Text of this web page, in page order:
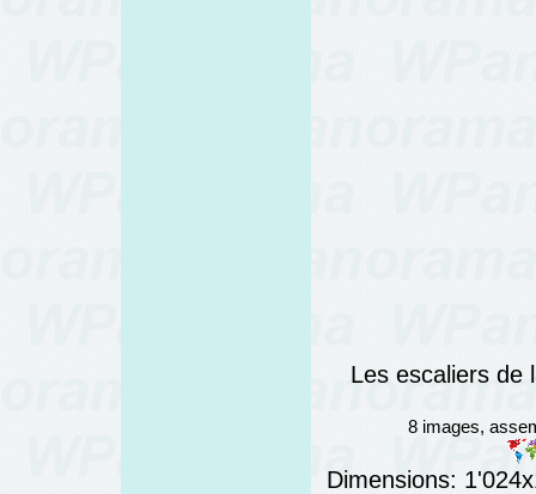
Les escaliers de
8 images,
Dimensions: